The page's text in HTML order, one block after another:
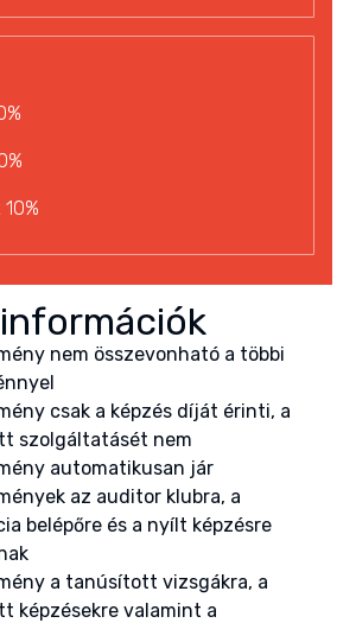
nem összevonható a többi
csak a képzés díját érinti, a
szolgáltatásét nem
automatikusan jár
az auditor klubra, a
belépőre és a nyílt képzésre
a tanúsított vizsgákra, a
képzésekre valamint a